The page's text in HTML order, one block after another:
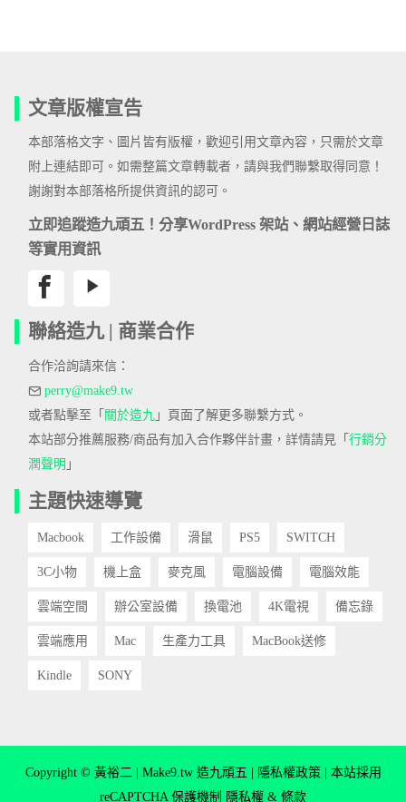
文章版權宣告
本部落格文字、圖片皆有版權，歡迎引用文章內容，只需於文章
附上連結即可。如需整篇文章轉載者，請與我們聯繫取得同意！
謝謝對本部落格所提供資訊的認可。
立即追蹤造九頑五！分享WordPress 架站、網站經營日誌
等實用資訊
聯絡造九 | 商業合作
合作洽詢請來信：
perry@make9.tw
或者點擊至「 關於造九 」頁面了解更多聯繫方式。
本站部分推薦服務/商品有加入合作夥伴計畫，詳情請見「 行銷分
潤聲明 」
主題快速導覽
Macbook 工作設備 滑鼠 PS5 SWITCH
3C小物 機上盒 麥克風 電腦設備 電腦效能
雲端空間 辦公室設備 換電池 4K電視 備忘錄
雲端應用 Mac 生產力工具 MacBook送修
Kindle SONY
Copyright © 黃裕二 | Make9.tw 造九頑五 | 隱私權政策 | 本站採用
reCAPTCHA 保護機制 隱私權 & 條款